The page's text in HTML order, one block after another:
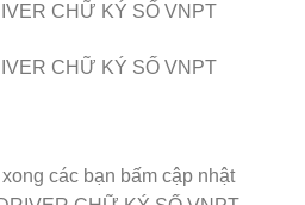
các bạn bấm cập nhật